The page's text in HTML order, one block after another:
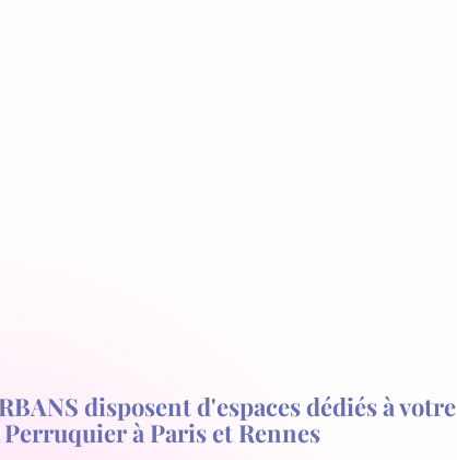
disposent d'espaces dédiés à votre
à Paris et Rennes